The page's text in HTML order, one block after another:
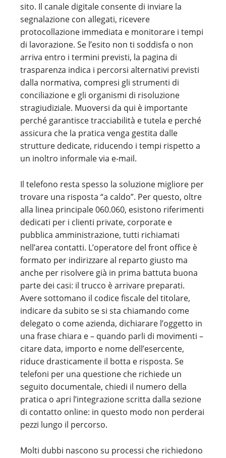
sito. Il canale digitale consente di inviare la
segnalazione con allegati, ricevere
protocollazione immediata e monitorare i tempi
di lavorazione. Se l’esito non ti soddisfa o non
arriva entro i termini previsti, la pagina di
trasparenza indica i percorsi alternativi previsti
dalla normativa, compresi gli strumenti di
conciliazione e gli organismi di risoluzione
stragiudiziale. Muoversi da qui è importante
perché garantisce tracciabilità e tutela e perché
assicura che la pratica venga gestita dalle
strutture dedicate, riducendo i tempi rispetto a
un inoltro informale via e-mail.
Il telefono resta spesso la soluzione migliore per
trovare una risposta “a caldo”. Per questo, oltre
alla linea principale 060.060, esistono riferimenti
dedicati per i clienti private, corporate e
pubblica amministrazione, tutti richiamati
nell’area contatti. L’operatore del front office è
formato per indirizzare al reparto giusto ma
anche per risolvere già in prima battuta buona
parte dei casi: il trucco è arrivare preparati.
Avere sottomano il codice fiscale del titolare,
indicare da subito se si sta chiamando come
delegato o come azienda, dichiarare l’oggetto in
una frase chiara e – quando parli di movimenti –
citare data, importo e nome dell’esercente,
riduce drasticamente il botta e risposta. Se
telefoni per una questione che richiede un
seguito documentale, chiedi il numero della
pratica o apri l’integrazione scritta dalla sezione
di contatto online: in questo modo non perderai
pezzi lungo il percorso.
Molti dubbi nascono su processi che richiedono